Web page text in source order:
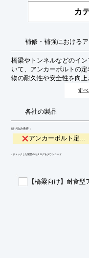
カ
補修・補強における
橋梁やトンネルなどのイ
いて、アンカーボルトの
物の耐久性や安全性を向
これにより、地震や経年
す
各社の製品
絞り込み条件：
アンカーボルト定...
​▼チェックした製品のカタログをダウンロード
【橋梁向け】耐食